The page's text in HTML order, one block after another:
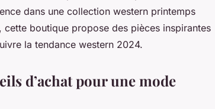
dans une collection western printemps
boutique propose des pièces inspirantes
la tendance western 2024.
d’achat pour une mode